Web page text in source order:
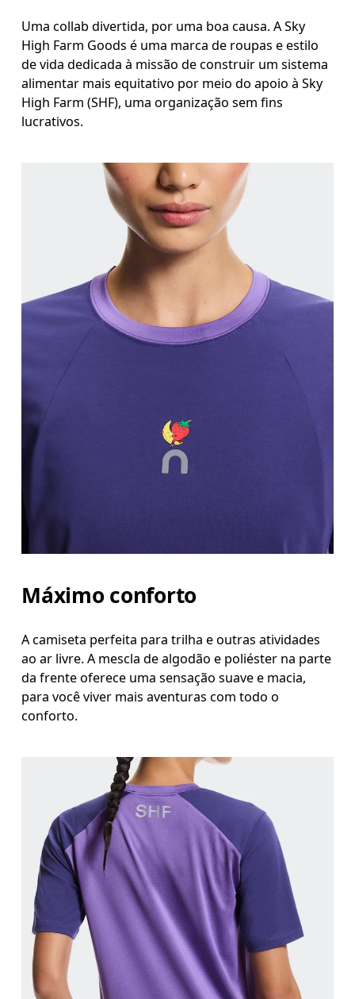
Uma collab divertida, por uma boa causa. A Sky
High Farm Goods é uma marca de roupas e estilo
de vida dedicada à missão de construir um sistema
alimentar mais equitativo por meio do apoio à Sky
High Farm (SHF), uma organização sem fins
lucrativos.
Máximo conforto
A camiseta perfeita para trilha e outras atividades
ao ar livre. A mescla de algodão e poliéster na parte
da frente oferece uma sensação suave e macia,
para você viver mais aventuras com todo o
conforto.